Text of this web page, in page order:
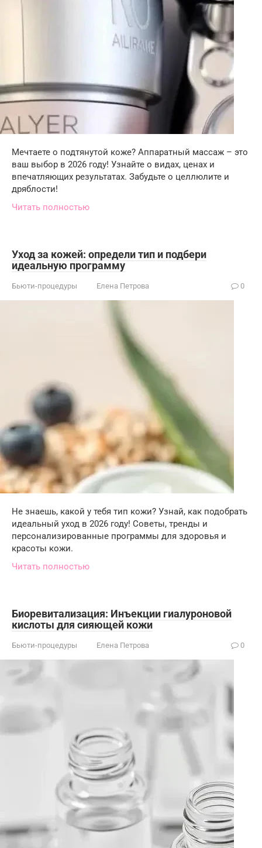
Мечтаете о подтянутой коже? Аппаратный массаж – это
ваш выбор в 2026 году! Узнайте о видах, ценах и
впечатляющих результатах. Забудьте о целлюлите и
дряблости!
Читать полностью
Уход за кожей: определи тип и подбери
идеальную программу
Бьюти-процедуры Елена Петрова 0
Не знаешь, какой у тебя тип кожи? Узнай, как подобрать
идеальный уход в 2026 году! Советы, тренды и
персонализированные программы для здоровья и
красоты кожи.
Читать полностью
Биоревитализация: Инъекции гиалуроновой
кислоты для сияющей кожи
Бьюти-процедуры Елена Петрова 0